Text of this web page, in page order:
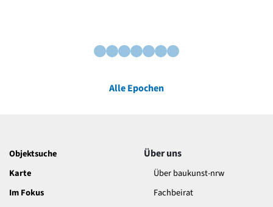
Alle Epochen
Objektsuche
Karte
Im Fokus
Über uns
Über baukunst-nrw
Fachbeirat